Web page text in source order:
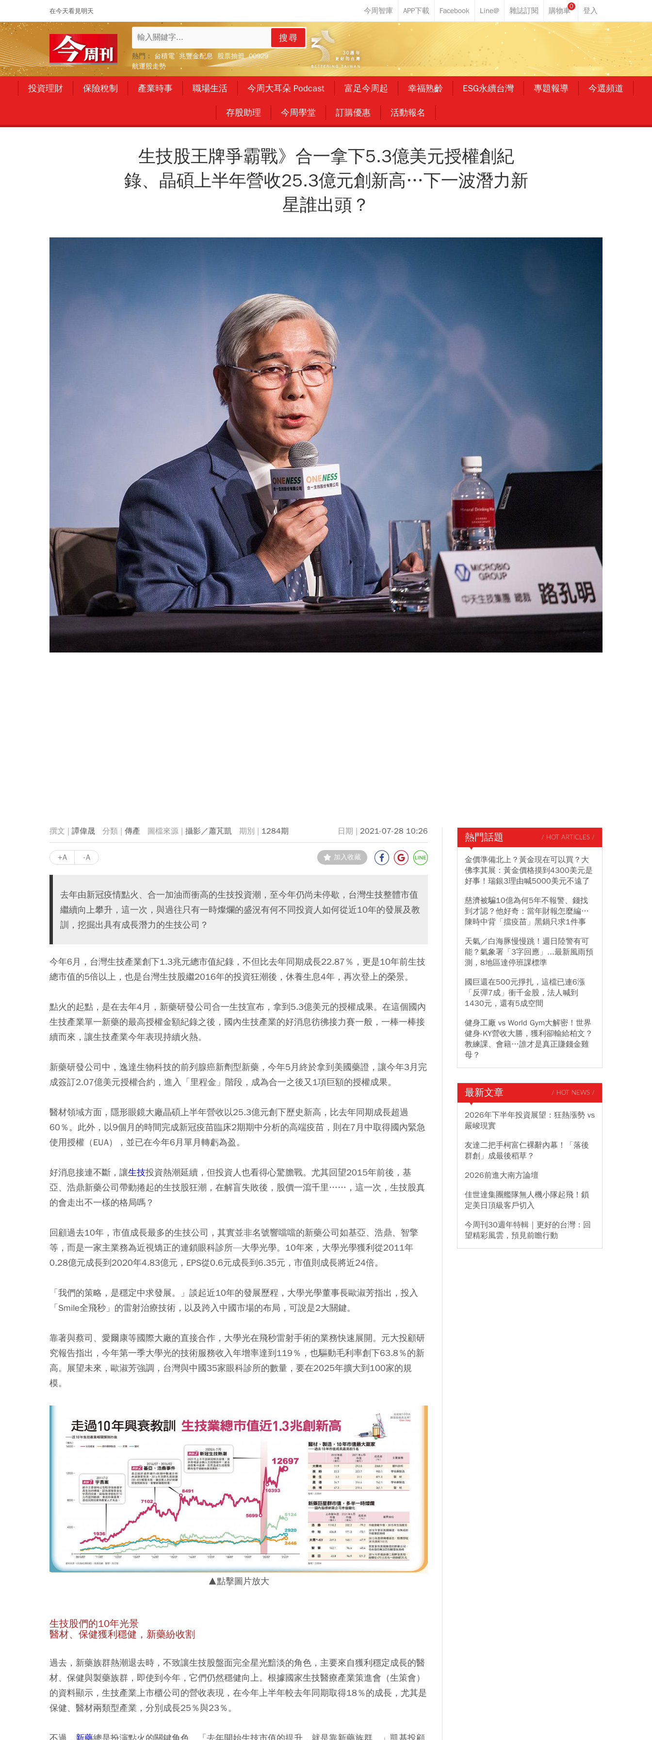
在今天看見明天
0
搜尋
熱門： 台積電 兆豐金配息 股票抽籤 00929
航運股走勢
投資理財 保險稅制 產業時事 職場生活 今周大耳朵 Podcast 富足今周起 幸福熟齡 ESG永續台灣 專題報導 今選頻道
存股助理 今周學堂 訂購優惠 活動報名
生技股王牌爭霸戰》合一拿下5.3億美元授權創紀
錄、晶碩上半年營收25.3億元創新高…下一波潛力新
星誰出頭？
譚偉晟 傳產 攝影／蕭芃凱 1284期 2021-07-28 10:26
+A -A 加入收藏
去年由新冠疫情點火、合一加油而衝高的生技投資潮，至今年仍尚未停歇，台灣生技整體市值
繼續向上攀升，這一次，與過往只有一時燦爛的盛況有何不同投資人如何從近10年的發展及教
訓，挖掘出具有成長潛力的生技公司？
今年6月，台灣生技產業創下1.3兆元總市值紀錄，不但比去年同期成長22.87％，更是10年前生技
總市值的5倍以上，也是台灣生技股繼2016年的投資狂潮後，休養生息4年，再次登上的榮景。
點火的起點，是在去年4月，新藥研發公司合一生技宣布，拿到5.3億美元的授權成果。在這個國內
生技產業單一新藥的最高授權金額紀錄之後，國內生技產業的好消息彷彿接力賽一般，一棒一棒接
續而來，讓生技產業今年表現持續火熱。
新藥研發公司中，逸達生物科技的前列腺癌新劑型新藥，今年5月終於拿到美國藥證，讓今年3月完
成簽訂2.07億美元授權合約，進入「里程金」階段，成為合一之後又1項巨額的授權成果。
醫材領域方面，隱形眼鏡大廠晶碩上半年營收以25.3億元創下歷史新高，比去年同期成長超過
60％。此外，以9個月的時間完成新冠疫苗臨床2期期中分析的高端疫苗，則在7月中取得國內緊急
使用授權（EUA），並已在今年6月單月轉虧為盈。
好消息接連不斷，讓生技投資熱潮延續，但投資人也看得心驚膽戰。尤其回望2015年前後，基
亞、浩鼎新藥公司帶動捲起的生技股狂潮，在解盲失敗後，股價一瀉千里……，這一次，生技股真
的會走出不一樣的格局嗎？
回顧過去10年，市值成長最多的生技公司，其實並非名號響噹噹的新藥公司如基亞、浩鼎、智擎
等，而是一家主業務為近視矯正的連鎖眼科診所—大學光學。10年來，大學光學獲利從2011年
0.28億元成長到2020年4.83億元，EPS從0.6元成長到6.35元，市值則成長將近24倍。
「我們的策略，是穩定中求發展。」談起近10年的發展歷程，大學光學董事長歐淑芳指出，投入
「Smile全飛秒」的雷射治療技術，以及跨入中國市場的布局，可說是2大關鍵。
靠著與蔡司、愛爾康等國際大廠的直接合作，大學光在飛秒雷射手術的業務快速展開。元大投顧研
究報告指出，今年第一季大學光的技術服務收入年增率達到119％，也驅動毛利率創下63.8％的新
高。展望未來，歐淑芳強調，台灣與中國35家眼科診所的數量，要在2025年擴大到100家的規
模。
▲點擊圖片放大
生技股們的10年光景
醫材、保健獲利穩健，新藥紛收割
過去，新藥族群熱潮退去時，不致讓生技股盤面完全星光黯淡的角色，主要來自獲利穩定成長的醫
材、保健與製藥族群，即使到今年，它們仍然穩健向上。根據國家生技醫療產業策進會（生策會）
的資料顯示，生技產業上市櫃公司的營收表現，在今年上半年較去年同期取得18％的成長，尤其是
保健、醫材兩類型產業，分別成長25％與23％。
不過， 新藥總是扮演點火的關鍵角色。「去年開始生技市值的提升，就是靠新藥族群。」凱基投顧
熱門話題 / HOT ARTICLES /
金價準備北上？黃金現在可以買？大
佛李其展：黃金價格摸到4300美元是
好事！瑞銀3理由喊5000美元不遠了
慈濟被騙10億為何5年不報警、錢找
到才認？他好奇：當年財報怎麼編…
陳時中背「擋疫苗」黑鍋只求1件事
天氣／白海豚慢慢跳！週日陸警有可
能？氣象署「3字回應」...最新風雨預
測，8地區達停班課標準
國巨還在500元掙扎，這檔已連6漲
「反彈7成」衝千金股，法人喊到
1430元，還有5成空間
健身工廠 vs World Gym大解密！世界
健身-KY營收大勝，獲利卻輸給柏文？
教練課、會籍…誰才是真正賺錢金雞
母？
最新文章 / HOT NEWS /
2026年下半年投資展望：狂熱漲勢 vs
嚴峻現實
友達二把手柯富仁裸辭內幕！「落後
群創」成最後稻草？
2026前進大南方論壇
佳世達集團艦隊無人機小隊起飛！鎖
定美日頂級客戶切入
今周刊30週年特輯｜更好的台灣：回
望精彩風雲，預見前瞻行動